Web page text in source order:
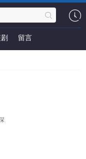
留言